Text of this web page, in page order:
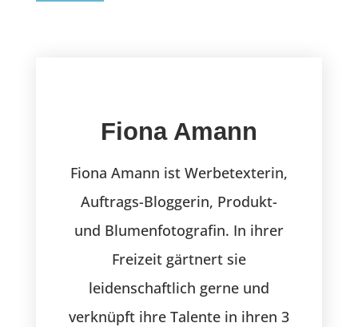
Fiona Amann
Fiona Amann ist Werbetexterin,
Auftrags-Bloggerin, Produkt-
und Blumenfotografin. In ihrer
Freizeit gärtnert sie
leidenschaftlich gerne und
verknüpft ihre Talente in ihren 3